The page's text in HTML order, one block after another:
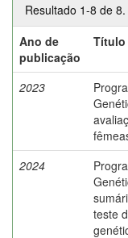
Resultado 1-8 de 8.
Ano de
publicação
Título
2023
2024
teste